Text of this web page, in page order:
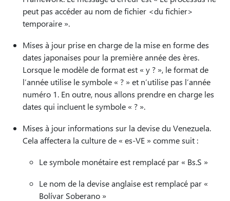
peut pas accéder au nom de fichier <du fichier>
temporaire ».
Mises à jour prise en charge de la mise en forme des
dates japonaises pour la première année des ères.
Lorsque le modèle de format est « y ? », le format de
l’année utilise le symbole « ? » et n’utilise pas l’année
numéro 1. En outre, nous allons prendre en charge les
dates qui incluent le symbole « ? ».
Mises à jour informations sur la devise du Venezuela.
Cela affectera la culture de « es-VE » comme suit :
Le symbole monétaire est remplacé par « Bs.S »
Le nom de la devise anglaise est remplacé par «
Bolívar Soberano »